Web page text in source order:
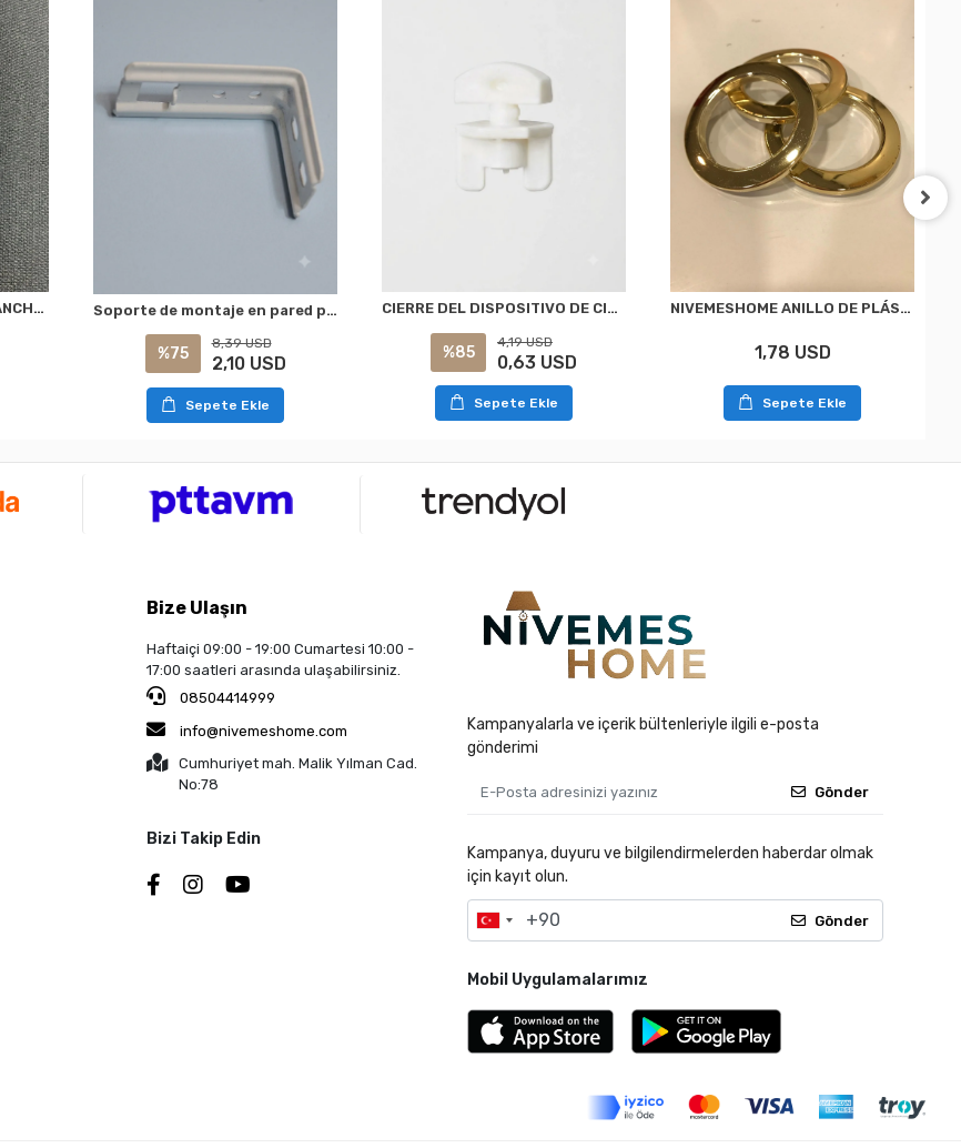
NIVEMESHOME COLMAR GANCHEO DE CORTINA MAGNÉTICO DE PLATA Soporte de montaje en pared para cortina enrollable de cebra con uña de pie L de 7 cm
%75
8,39 USD
2,10 USD
Sepete Ekle
CIERRE DEL DISPOSITIVO DE CIERRE DE NIVEMESHOME APM (15 PIEZAS)
%85
4,19 USD
0,63 USD
Sepete Ekle
NIVEMESHOME ANILLO DE PLÁSTICO PARA CÁPSULA DE CORTINA DE ORO
1,78 USD
Sepete Ekle
Bize Ulaşın
Haftaiçi 09:00 - 19:00 Cumartesi 10:00 -
17:00 saatleri arasında ulaşabilirsiniz.
08504414999
info@nivemeshome.com
Cumhuriyet mah. Malik Yılman Cad.
No:78
Bizi Takip Edin
Kampanyalarla ve içerik bültenleriyle ilgili e-posta
gönderimi
Gönder
Kampanya, duyuru ve bilgilendirmelerden haberdar olmak
için kayıt olun.
Gönder
Mobil Uygulamalarımız